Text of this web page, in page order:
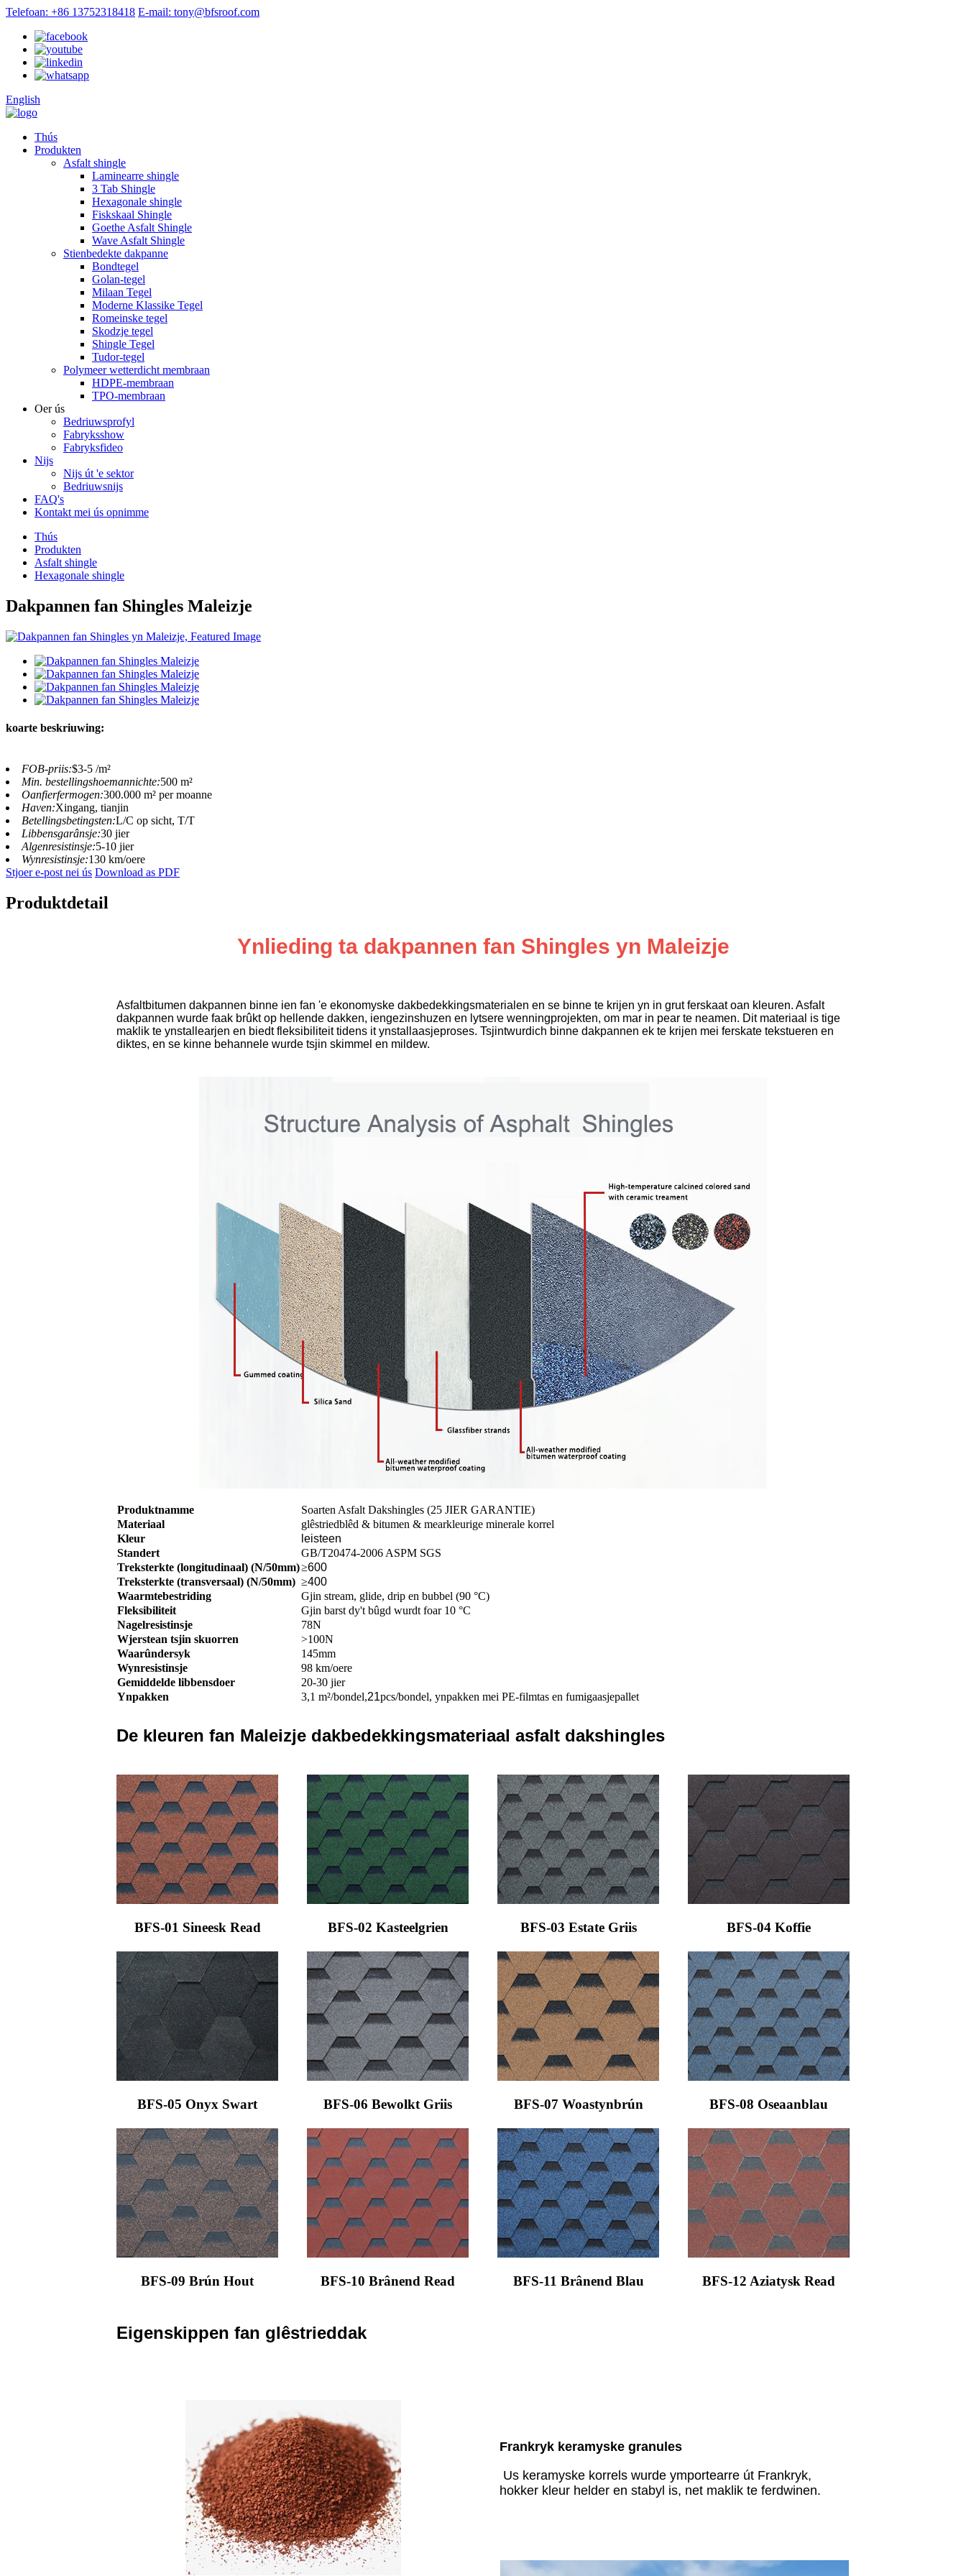
Telefoan: +86 13752318418 E-mail: tony@bfsroof.com
English
Thús
Produkten
Asfalt shingle
Laminearre shingle
3 Tab Shingle
Hexagonale shingle
Fiskskaal Shingle
Goethe Asfalt Shingle
Wave Asfalt Shingle
Stienbedekte dakpanne
Bondtegel
Golan-tegel
Milaan Tegel
Moderne Klassike Tegel
Romeinske tegel
Skodzje tegel
Shingle Tegel
Tudor-tegel
Polymeer wetterdicht membraan
HDPE-membraan
TPO-membraan
Oer ús
Bedriuwsprofyl
Fabryksshow
Fabryksfideo
Nijs
Nijs út 'e sektor
Bedriuwsnijs
FAQ's
Kontakt mei ús opnimme
Thús
Produkten
Asfalt shingle
Hexagonale shingle
Dakpannen fan Shingles Maleizje
koarte beskriuwing:
FOB-priis:$3-5 /m²
Min. bestellingshoemannichte:500 m²
Oanfierfermogen:300.000 m² per moanne
Haven:Xingang, tianjin
Betellingsbetingsten:L/C op sicht, T/T
Libbensgarânsje:30 jier
Algenresistinsje:5-10 jier
Wynresistinsje:130 km/oere
Stjoer e-post nei ús Download as PDF
Produktdetail
Ynlieding ta dakpannen fan Shingles yn Maleizje
Asfaltbitumen dakpannen binne ien fan 'e ekonomyske dakbedekkingsmaterialen en se binne te krijen yn in grut ferskaat oan kleuren. Asfalt
dakpannen wurde faak brûkt op hellende dakken, iengezinshuzen en lytsere wenningprojekten, om mar in pear te neamen. Dit materiaal is tige
maklik te ynstallearjen en biedt fleksibiliteit tidens it ynstallaasjeproses. Tsjintwurdich binne dakpannen ek te krijen mei ferskate tekstueren en
diktes, en se kinne behannele wurde tsjin skimmel en mildew.
Produktnamme
Soarten Asfalt Dakshingles (25 JIER GARANTIE)
Materiaal
glêstriedblêd & bitumen & mearkleurige minerale korrel
Kleur
leisteen
Standert
GB/T20474-2006 ASPM SGS
Treksterkte (longitudinaal) (N/50mm)≥600
Treksterkte (transversaal) (N/50mm) ≥400
Waarmtebestriding
Gjin stream, glide, drip en bubbel (90 °C)
Fleksibiliteit
Gjin barst dy't bûgd wurdt foar 10 °C
Nagelresistinsje
78N
Wjerstean tsjin skuorren
>100N
Waarûndersyk
145mm
Wynresistinsje
98 km/oere
Gemiddelde libbensdoer
20-30 jier
Ynpakken
3,1 m²/bondel,21pcs/bondel, ynpakken mei PE-filmtas en fumigaasjepallet
De kleuren fan Maleizje dakbedekkingsmateriaal asfalt dakshingles
BFS-01 Sineesk Read BFS-02 Kasteelgrien BFS-03 Estate Griis BFS-04 Koffie
BFS-05 Onyx Swart BFS-06 Bewolkt Griis BFS-07 Woastynbrún BFS-08 Oseaanblau
BFS-09 Brún Hout BFS-10 Brânend Read BFS-11 Brânend Blau BFS-12 Aziatysk Read
Eigenskippen fan glêstrieddak
Frankryk keramyske granules
Us keramyske korrels wurde ymportearre út Frankryk,
hokker kleur helder en stabyl is, net maklik te ferdwinen.